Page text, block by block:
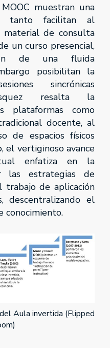
muestran una
tanto facilitan al
de consulta
un curso presencial,
de una fluida
posibilitan la
sincrónicas
resalta la
plataformas como
docente, al
de espacios físicos
el vertiginoso avance
enfatiza en la
las estrategias de
trabajo de aplicación
descentralizando el
conocimiento.
Aula invertida (Flipped